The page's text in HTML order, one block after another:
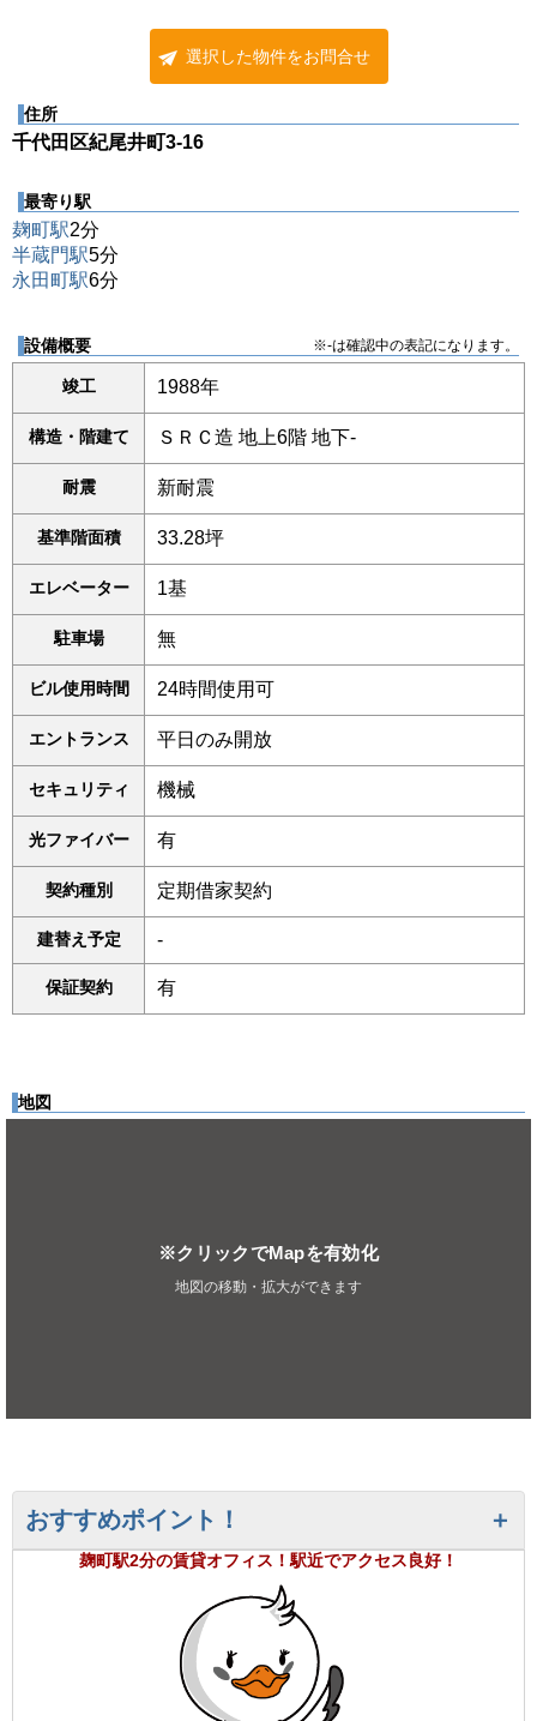
選択した物件をお問合せ
住所
千代田区紀尾井町3-16
最寄り駅
麹町駅2分
半蔵門駅5分
永田町駅6分
設備概要 ※-は確認中の表記になります。
竣工 1988年
構造・階建て ＳＲＣ造 地上6階 地下-
耐震 新耐震
基準階面積 33.28坪
エレベーター 1基
駐車場 無
ビル使用時間 24時間使用可
エントランス 平日のみ開放
セキュリティ 機械
光ファイバー 有
契約種別 定期借家契約
建替え予定 -
保証契約 有
地図
※クリックでMapを有効化
地図の移動・拡大ができます
おすすめポイント！
麹町駅2分の賃貸オフィス！駅近でアクセス良好！